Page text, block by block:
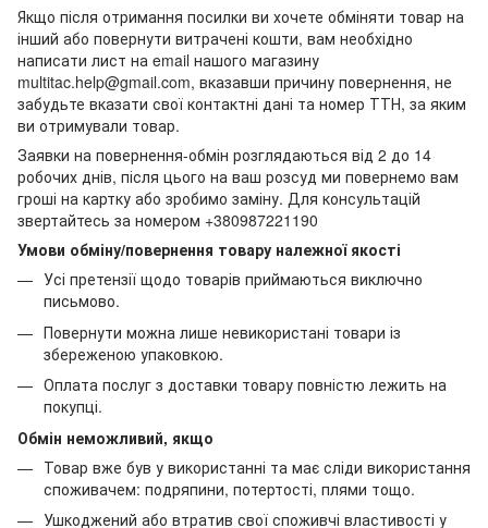
Якщо після отримання посилки ви хочете обміняти товар на
інший або повернути витрачені кошти, вам необхідно
написати лист на email нашого магазину
multitac.help@gmail.com, вказавши причину повернення, не
забудьте вказати свої контактні дані та номер ТТН, за яким
ви отримували товар.
Заявки на повернення-обмін розглядаються від 2 до 14
робочих днів, після цього на ваш розсуд ми повернемо вам
гроші на картку або зробимо заміну. Для консультацій
звертайтесь за номером +380987221190
Умови обміну/повернення товару належної якості
Усі претензії щодо товарів приймаються виключно
письмово.
Повернути можна лише невикористані товари із
збереженою упаковкою.
Оплата послуг з доставки товару повністю лежить на
покупці.
Обмін неможливий, якщо
Товар вже був у використанні та має сліди використання
споживачем: подряпини, потертості, плями тощо.
Ушкоджений або втратив свої споживчі властивості у